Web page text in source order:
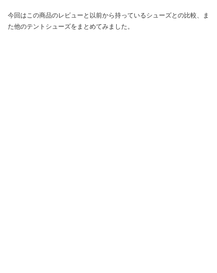
今回はこの商品のレビューと以前から持っているシューズとの比較、ま
た他のテントシューズをまとめてみました。